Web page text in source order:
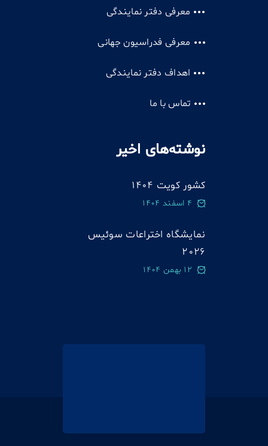
معرفی دفتر نمایندگی
معرفی فدراسیون جهانی
اهداف دفتر نمایندگی
تماس با ما
نوشته‌های اخیر
کشور کویت 1404
4 اسفند 1404
نمایشگاه اختراعات سوئيس
2026
12 بهمن 1404